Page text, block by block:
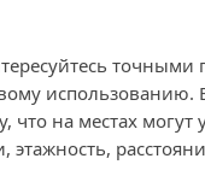
точными
использованию.
на местах могут